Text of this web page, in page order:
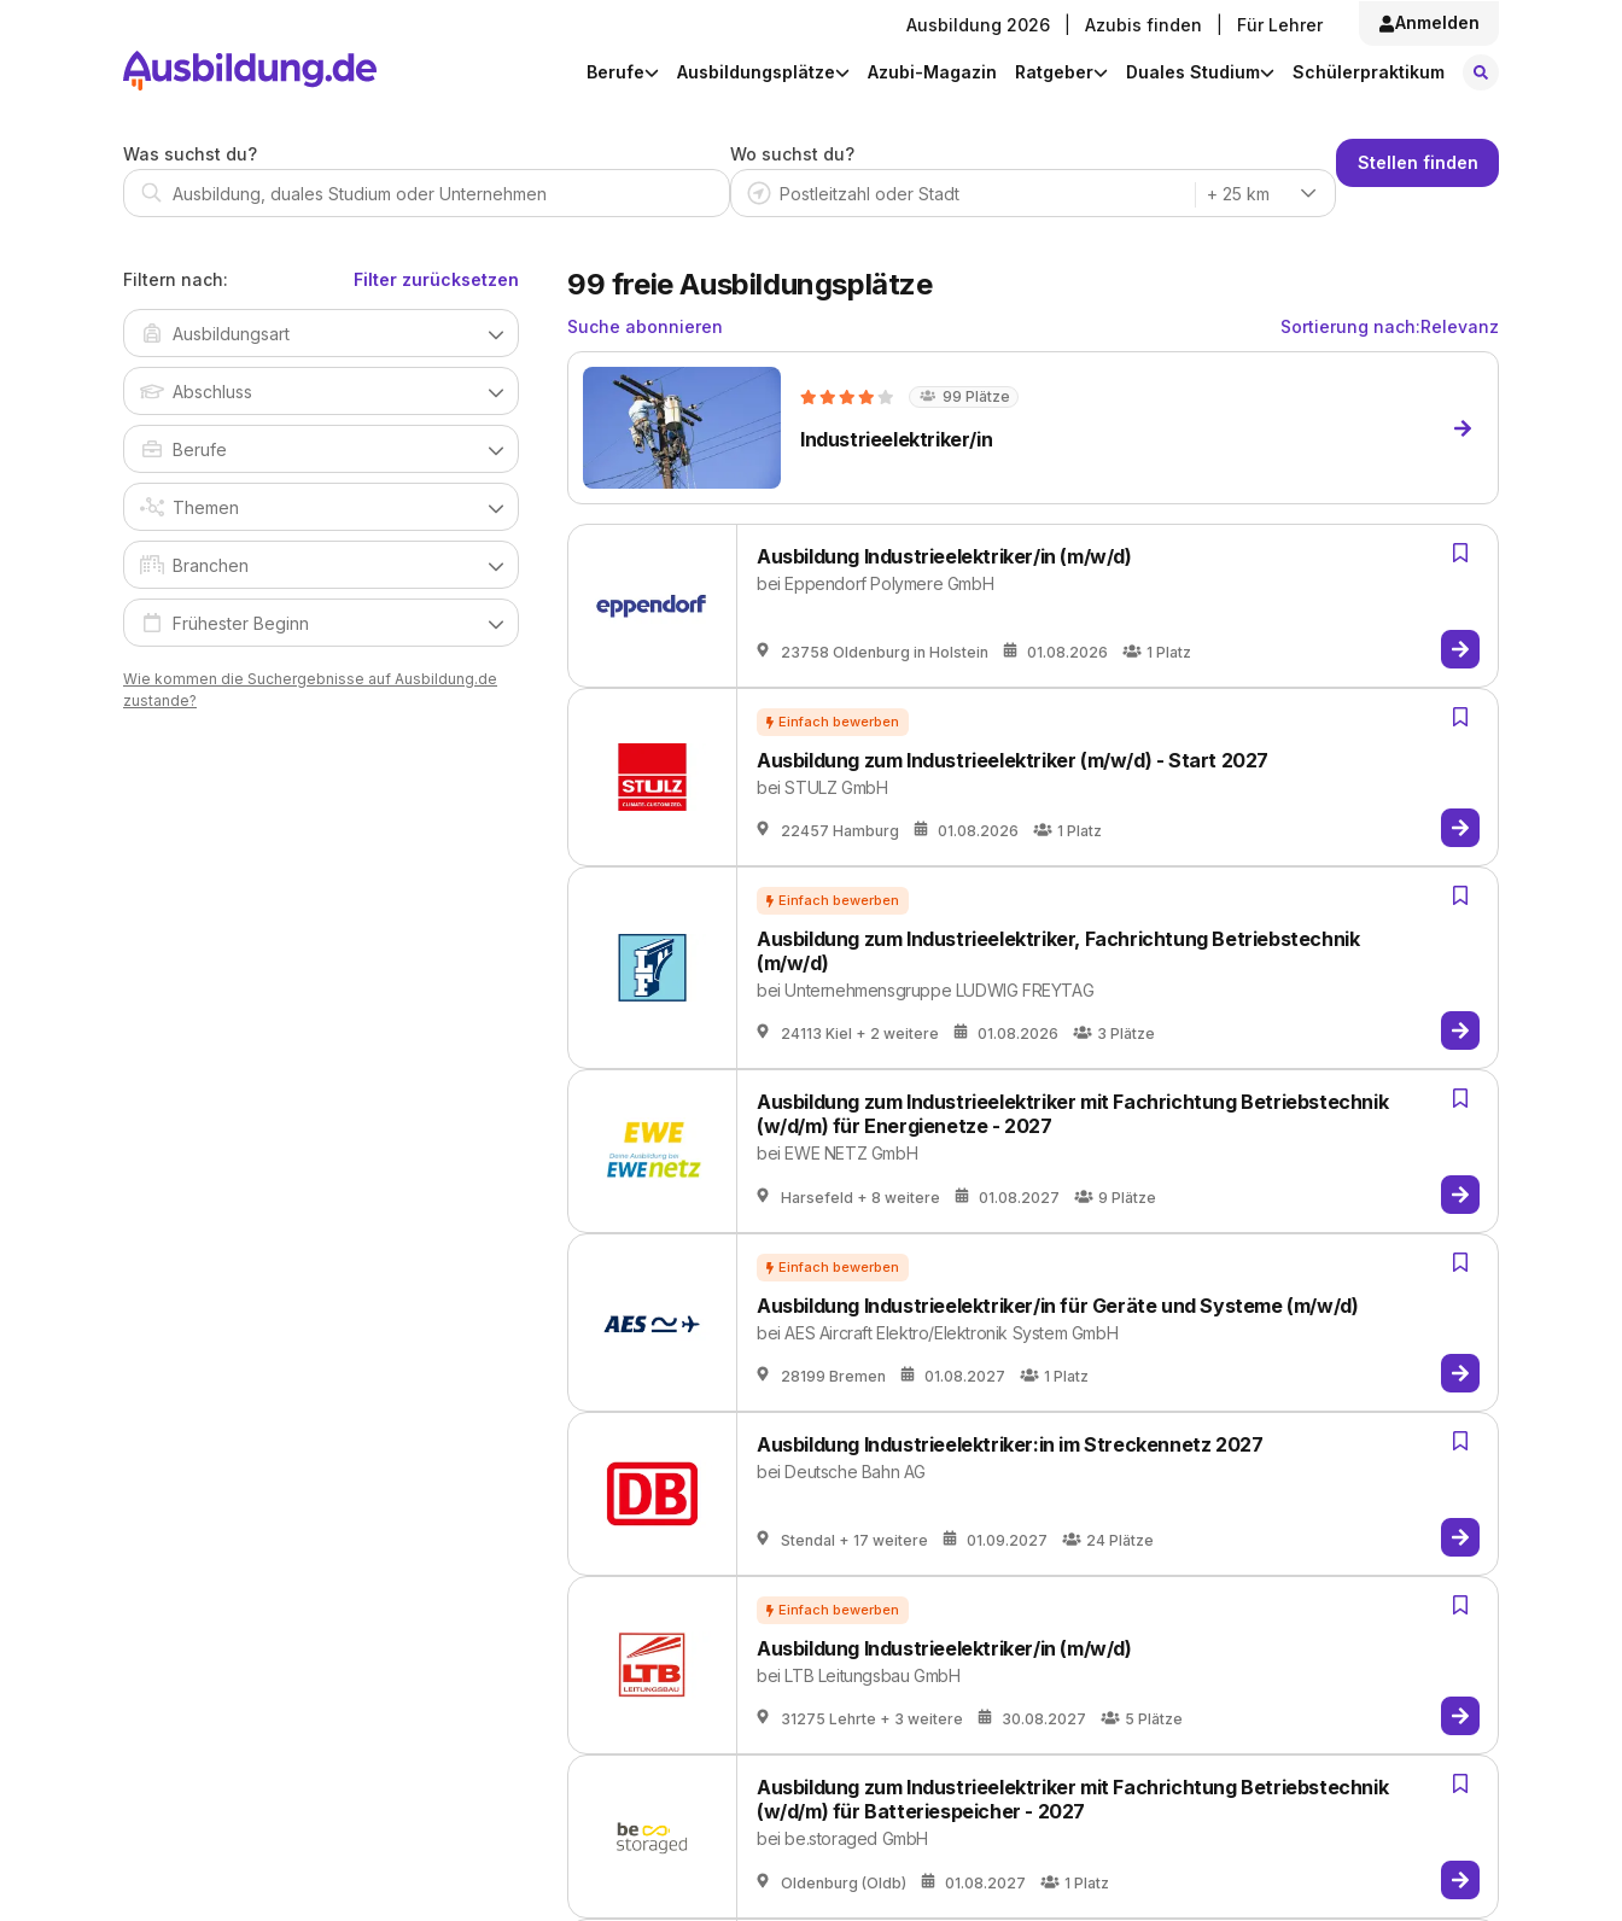
Ausbildung 2026 Azubis finden Für Lehrer Anmelden
Berufe Ausbildungsplätze Azubi-Magazin Ratgeber Duales Studium Schülerpraktikum
Was suchst du?
Wo suchst du?
+ 25 km
Stellen finden
Filtern nach: Filter zurücksetzen
Wie kommen die Suchergebnisse auf Ausbildung.de
zustande?
99 freie Ausbildungsplätze
Suche abonnieren Sortierung nach:Relevanz
99 Plätze
Industrieelektriker/in
Ausbildung Industrieelektriker/in (m/w/d)
beiEppendorf Polymere GmbH
23758 Oldenburg in Holstein 01.08.2026 1 Platz
Ausbildung zum Industrieelektriker (m/w/d) - Start 2027
beiSTULZ GmbH
22457 Hamburg 01.08.2026 1 Platz
Ausbildung zum Industrieelektriker, Fachrichtung Betriebstechnik
(m/w/d)
beiUnternehmensgruppe LUDWIG FREYTAG
24113 Kiel + 2 weitere 01.08.2026 3 Plätze
Ausbildung zum Industrieelektriker mit Fachrichtung Betriebstechnik
(w/d/m) für Energienetze - 2027
beiEWE NETZ GmbH
Harsefeld + 8 weitere 01.08.2027 9 Plätze
Ausbildung Industrieelektriker/in für Geräte und Systeme (m/w/d)
beiAES Aircraft Elektro/Elektronik System GmbH
28199 Bremen 01.08.2027 1 Platz
Ausbildung Industrieelektriker:in im Streckennetz 2027
beiDeutsche Bahn AG
Stendal + 17 weitere 01.09.2027 24 Plätze
Ausbildung Industrieelektriker/in (m/w/d)
beiLTB Leitungsbau GmbH
31275 Lehrte + 3 weitere 30.08.2027 5 Plätze
Ausbildung zum Industrieelektriker mit Fachrichtung Betriebstechnik
(w/d/m) für Batteriespeicher - 2027
beibe.storaged GmbH
Oldenburg (Oldb) 01.08.2027 1 Platz